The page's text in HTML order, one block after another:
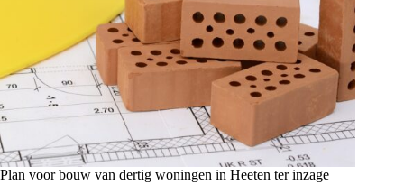
Plan voor bouw van dertig woningen in Heeten ter inzage